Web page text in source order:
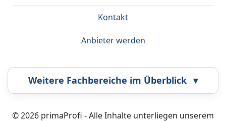
Kontakt
Anbieter werden
Weitere Fachbereiche im Überblick ▾
Airbrush Bestatter
© 2026 primaProfi - Alle Inhalte unterliegen unserem